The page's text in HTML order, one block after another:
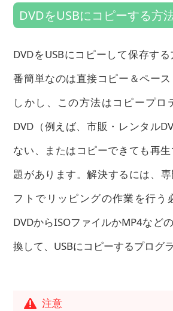
DVDをUSBにコピーする方
DVDをUSBにコピーして保存す
番簡単なのは直接コピー＆ペース
しかし、この方法はコピープロ
DVD（例えば、市販・レンタル
ない、またはコピーできても再
題があります。解決するには、
フトでリッピングの作業を行う
DVDからISOファイルかMP4など
換して、USBにコピーするプログ
注意